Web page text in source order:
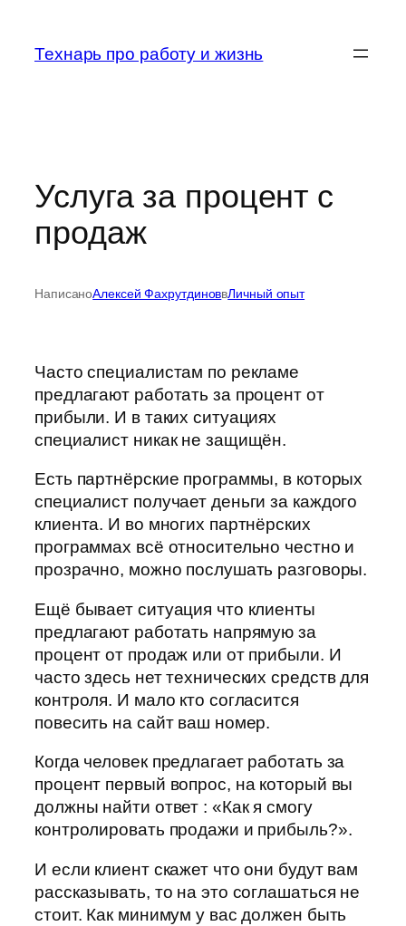
содержимому
Технарь про работу и жизнь
Услуга за процент с
продаж
НаписаноАлексей ФахрутдиноввЛичный опыт
Часто специалистам по рекламе
предлагают работать за процент от
прибыли. И в таких ситуациях
специалист никак не защищён.
Есть партнёрские программы, в которых
специалист получает деньги за каждого
клиента. И во многих партнёрских
программах всё относительно честно и
прозрачно, можно послушать разговоры.
Ещё бывает ситуация что клиенты
предлагают работать напрямую за
процент от продаж или от прибыли. И
часто здесь нет технических средств для
контроля. И мало кто согласится
повесить на сайт ваш номер.
Когда человек предлагает работать за
процент первый вопрос, на который вы
должны найти ответ : «Как я смогу
контролировать продажи и прибыль?».
И если клиент скажет что они будут вам
рассказывать, то на это соглашаться не
стоит. Как минимум у вас должен быть